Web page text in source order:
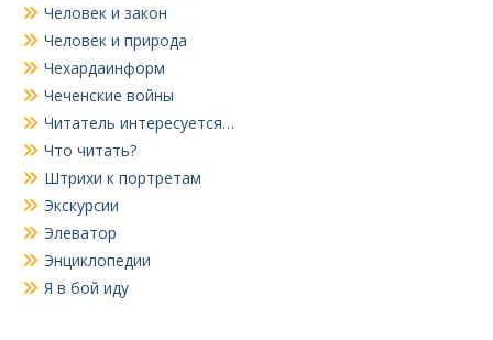
Человек и закон
Человек и природа
Чехардаинформ
Чеченские войны
Читатель интересуется…
Что читать?
Штрихи к портретам
Экскурсии
Элеватор
Энциклопедии
Я в бой иду